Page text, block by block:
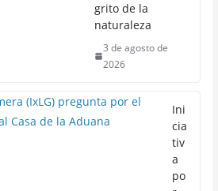
grito de la
naturaleza
3 de agosto de
2026
Ini
cia
tiv
a
po